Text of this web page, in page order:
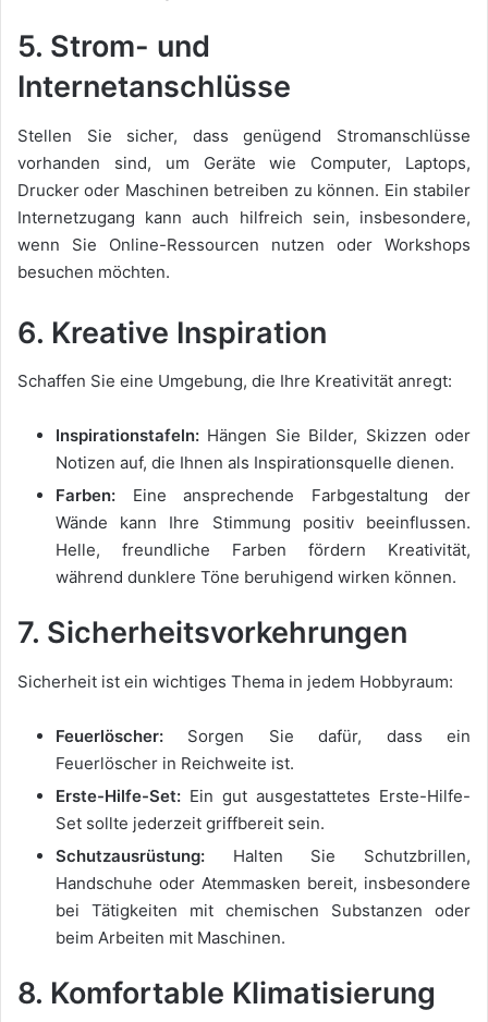
5. Strom- und
Internetanschlüsse
Stellen Sie sicher, dass genügend Stromanschlüsse
vorhanden sind, um Geräte wie Computer, Laptops,
Drucker oder Maschinen betreiben zu können. Ein stabiler
Internetzugang kann auch hilfreich sein, insbesondere,
wenn Sie Online-Ressourcen nutzen oder Workshops
besuchen möchten.
6. Kreative Inspiration
Schaffen Sie eine Umgebung, die Ihre Kreativität anregt:
Inspirationstafeln: Hängen Sie Bilder, Skizzen oder
Notizen auf, die Ihnen als Inspirationsquelle dienen.
Farben: Eine ansprechende Farbgestaltung der
Wände kann Ihre Stimmung positiv beeinflussen.
Helle, freundliche Farben fördern Kreativität,
während dunklere Töne beruhigend wirken können.
7. Sicherheitsvorkehrungen
Sicherheit ist ein wichtiges Thema in jedem Hobbyraum:
Feuerlöscher: Sorgen Sie dafür, dass ein
Feuerlöscher in Reichweite ist.
Erste-Hilfe-Set: Ein gut ausgestattetes Erste-Hilfe-
Set sollte jederzeit griffbereit sein.
Schutzausrüstung: Halten Sie Schutzbrillen,
Handschuhe oder Atemmasken bereit, insbesondere
bei Tätigkeiten mit chemischen Substanzen oder
beim Arbeiten mit Maschinen.
8. Komfortable Klimatisierung